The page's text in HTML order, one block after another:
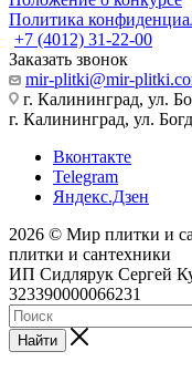
Политика
+7 (4012) 31-22-00
Заказать звонок
mir-plitki@mir-
г. Калининград, ул.
г. Калининград, ул.
Вконтакте
Telegram
Яндекс.Дзен
2026 © Мир плитки и
плитки и сантехники
ИП Сидлярук Сергей
323390000066231
Найти